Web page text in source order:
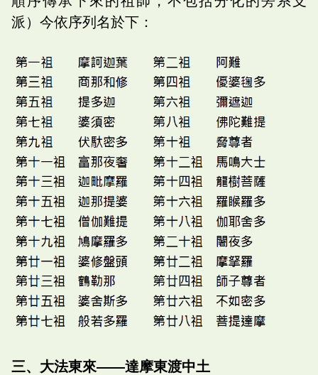
派）今依序列名於下：
三、大法東來――達摩東渡中土